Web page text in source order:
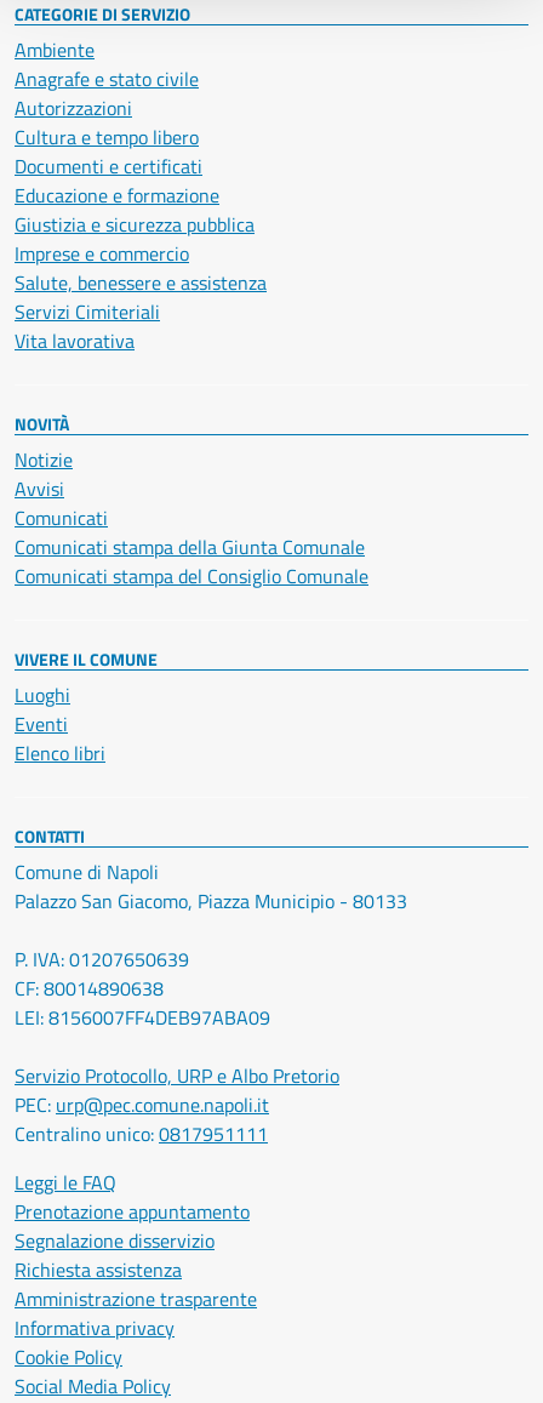
CATEGORIE DI SERVIZIO
Ambiente
Anagrafe e stato civile
Autorizzazioni
Cultura e tempo libero
Documenti e certificati
Educazione e formazione
Giustizia e sicurezza pubblica
Imprese e commercio
Salute, benessere e assistenza
Servizi Cimiteriali
Vita lavorativa
NOVITÀ
Notizie
Avvisi
Comunicati
Comunicati stampa della Giunta Comunale
Comunicati stampa del Consiglio Comunale
VIVERE IL COMUNE
Luoghi
Eventi
Elenco libri
CONTATTI
Comune di Napoli
Palazzo San Giacomo, Piazza Municipio - 80133
P. IVA: 01207650639
CF: 80014890638
LEI: 8156007FF4DEB97ABA09
Servizio Protocollo, URP e Albo Pretorio
PEC: urp@pec.comune.napoli.it
Centralino unico:0817951111
Leggi le FAQ
Prenotazione appuntamento
Segnalazione disservizio
Richiesta assistenza
Amministrazione trasparente
Informativa privacy
Cookie Policy
Social Media Policy